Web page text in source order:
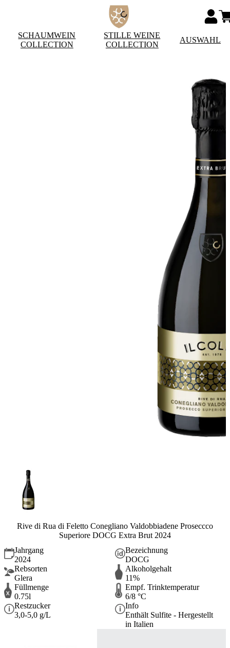
SCHAUMWEIN
COLLECTION
STILLE WEINE
COLLECTION
AUSWAHL
Rive di Rua di Feletto Conegliano Valdobbiadene Proseccco
Superiore DOCG Extra Brut 2024
Jahrgang
2024
Bezeichnung
DOCG
Rebsorten
Glera
Alkoholgehalt
11%
Füllmenge
0.75l
Empf. Trinktemperatur
6/8 °C
Restzucker
3,0-5,0 g/L
Info
Enthält Sulfite - Hergestellt
in Italien